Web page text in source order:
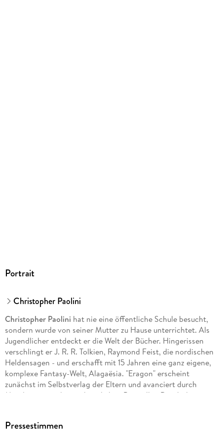
Portrait
Christopher Paolini
Christopher Paolini hat nie eine öffentliche Schule besucht,
sondern wurde von seiner Mutter zu Hause unterrichtet. Als
Jugendlicher entdeckt er die Welt der Bücher. Hingerissen
verschlingt er J. R. R. Tolkien, Raymond Feist, die nordischen
Heldensagen - und erschafft mit 15 Jahren eine ganz eigene,
komplexe Fantasy-Welt, Alagaësia. "Eragon" erscheint
zunächst im Selbstverlag der Eltern und avanciert durch
Mundpropaganda zum heimlichen Bestseller. Durch den
2003 die Buchhandelsausgabe, die seitdem alle Rekorde
Pressestimmen